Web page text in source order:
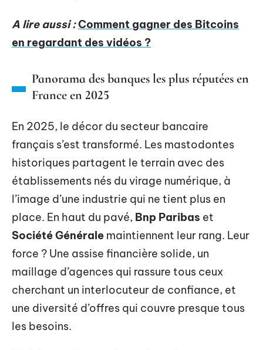
A lire aussi :Comment gagner des Bitcoins
en regardant des vidéos ?
Panorama des banques les plus réputées en
France en 2025
En 2025, le décor du secteur bancaire
français s’est transformé. Les mastodontes
historiques partagent le terrain avec des
établissements nés du virage numérique, à
l’image d’une industrie qui ne tient plus en
place. En haut du pavé, Bnp Paribas et
Société Générale maintiennent leur rang. Leur
force ? Une assise financière solide, un
maillage d’agences qui rassure tous ceux
cherchant un interlocuteur de confiance, et
une diversité d’offres qui couvre presque tous
les besoins.